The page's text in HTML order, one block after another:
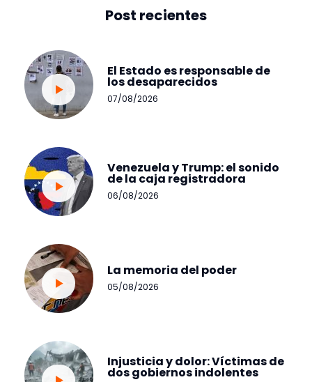
Post recientes
El Estado es responsable de
los desaparecidos
07/08/2026
Venezuela y Trump: el sonido
de la caja registradora
06/08/2026
La memoria del poder
05/08/2026
Injusticia y dolor: Víctimas de
dos gobiernos indolentes